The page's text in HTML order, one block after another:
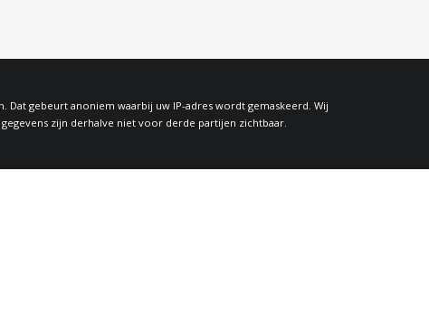
gebeurt anoniem waarbij uw IP-adres wordt gemaskeerd. Wij
zijn derhalve niet voor derde partijen zichtbaar.